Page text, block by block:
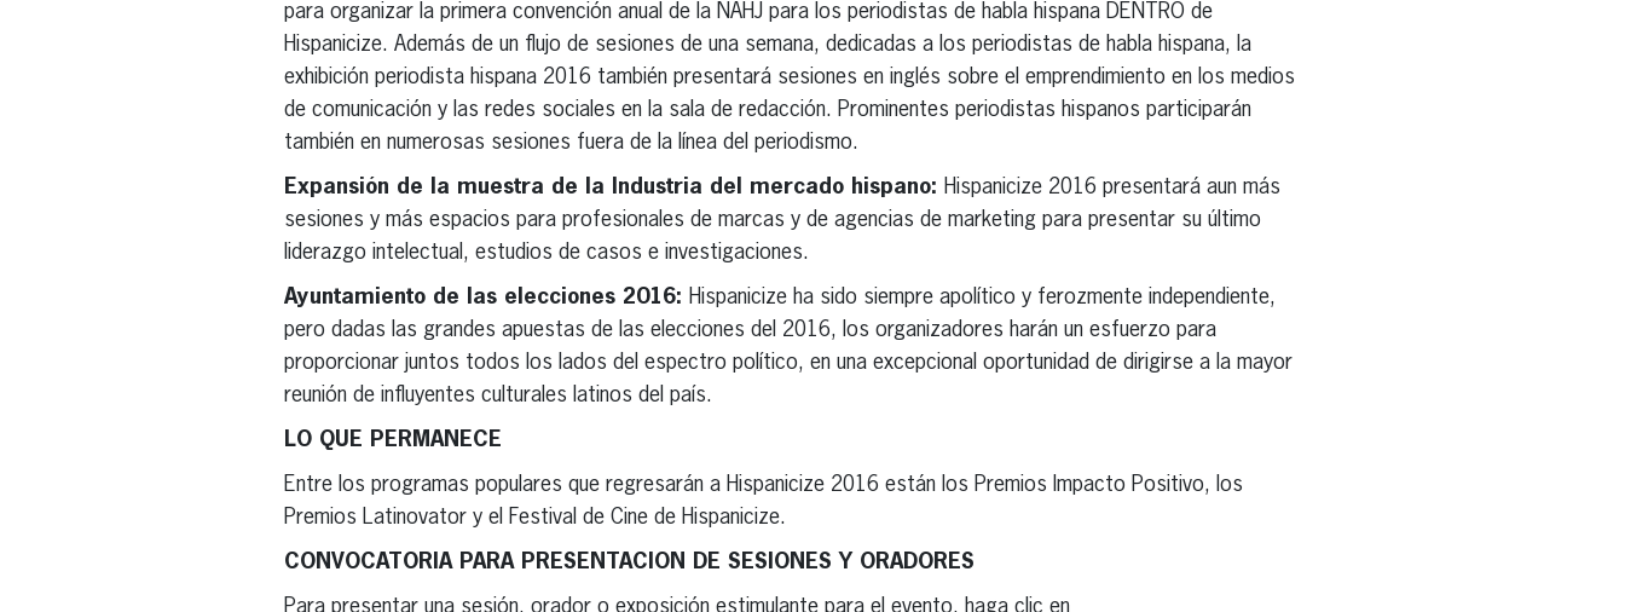
para organizar la primera convención anual de la NAHJ para los periodistas de habla hispana DENTRO de
Hispanicize. Además de un flujo de sesiones de una semana, dedicadas a los periodistas de habla hispana, la
exhibición periodista hispana 2016 también presentará sesiones en inglés sobre el emprendimiento en los medios
de comunicación y las redes sociales en la sala de redacción. Prominentes periodistas hispanos participarán
también en numerosas sesiones fuera de la línea del periodismo.
Expansión de la muestra de la Industria del mercado hispano: Hispanicize 2016 presentará aun más
sesiones y más espacios para profesionales de marcas y de agencias de marketing para presentar su último
liderazgo intelectual, estudios de casos e investigaciones.
Ayuntamiento de las elecciones 2016: Hispanicize ha sido siempre apolítico y ferozmente independiente,
pero dadas las grandes apuestas de las elecciones del 2016, los organizadores harán un esfuerzo para
proporcionar juntos todos los lados del espectro político, en una excepcional oportunidad de dirigirse a la mayor
reunión de influyentes culturales latinos del país.
LO QUE PERMANECE
Entre los programas populares que regresarán a Hispanicize 2016 están los Premios Impacto Positivo, los
Premios Latinovator y el Festival de Cine de Hispanicize.
CONVOCATORIA PARA PRESENTACION DE SESIONES Y ORADORES
Para presentar una sesión, orador o exposición estimulante para el evento, haga clic en